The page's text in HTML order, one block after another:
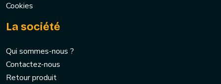
Cookies
La société
Qui sommes-nous ?
Contactez-nous
Retour produit